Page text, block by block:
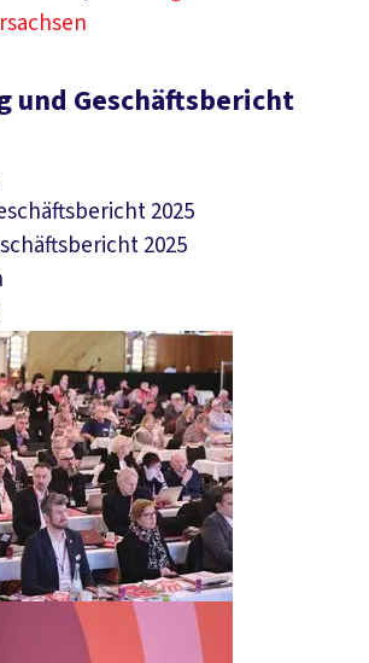
und Geschäftsbericht
2025
2025